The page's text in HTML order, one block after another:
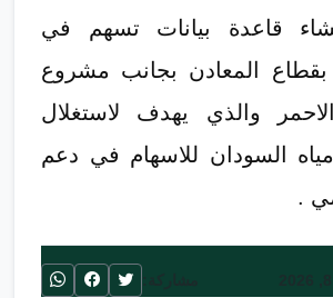
قاعدة بيانات تسهم في
بقطاع المعادن بجانب مشروع
والذي يهدف لاستغلال
السودان للاسهام في دعم
.